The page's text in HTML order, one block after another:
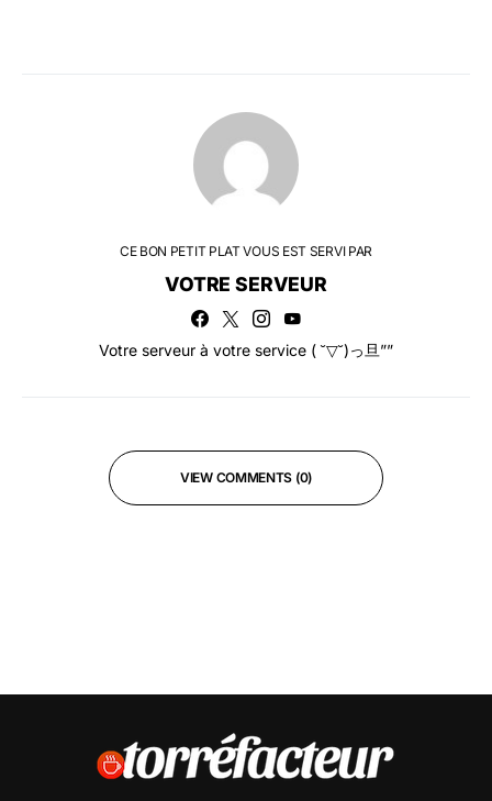
CE BON PETIT PLAT VOUS EST SERVI PAR
VOTRE SERVEUR
Votre serveur à votre service ( ˘▽˘)っ旦””
VIEW COMMENTS (0)